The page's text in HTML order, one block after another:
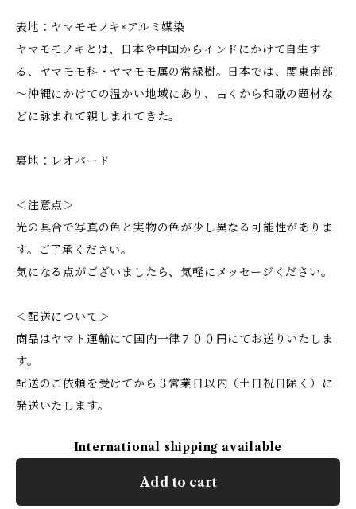
表地：ヤマモモノキ×アルミ媒染
ヤマモモノキとは、日本や中国からインドにかけて自生す
る、ヤマモモ科・ヤマモモ属の常緑樹。日本では、関東南部
～沖縄にかけての温かい地域にあり、古くから和歌の題材な
どに詠まれて親しまれてきた。
裏地：レオパード
＜注意点＞
光の具合で写真の色と実物の色が少し異なる可能性がありま
す。ご了承ください。
気になる点がございましたら、気軽にメッセージください。
＜配送について＞
商品はヤマト運輸にて国内一律７００円にてお送りいたしま
す。
配送のご依頼を受けてから３営業日以内（土日祝日除く）に
発送いたします。
International shipping available
Add to cart